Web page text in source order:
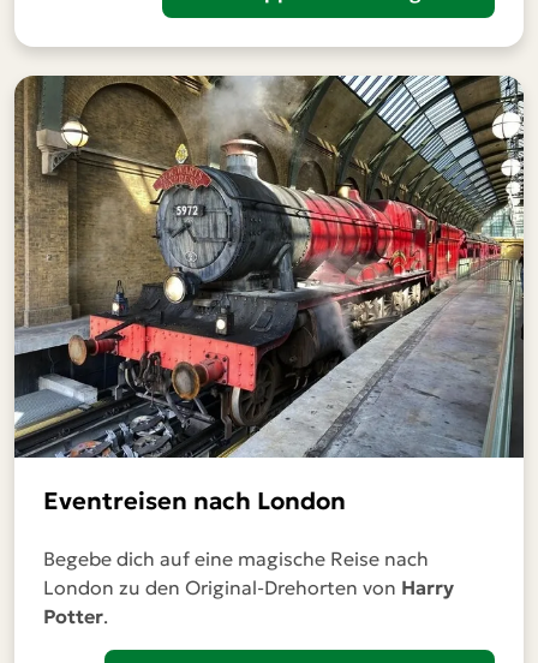
Eventreisen nach London
Begebe dich auf eine magische Reise nach
London zu den Original-Drehorten von Harry
Potter.